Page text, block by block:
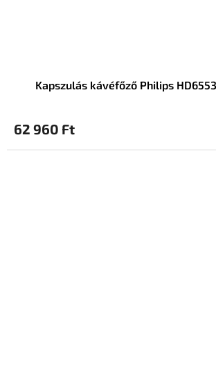
Kapszulás kávéfőző Philips
62 960 Ft